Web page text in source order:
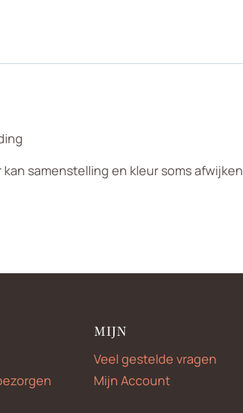
samenstelling en kleur soms afwijken
MIJN
Veel gestelde vragen
Mijn Account